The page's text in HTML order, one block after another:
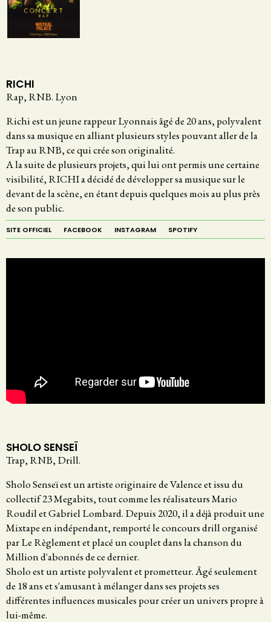
RICHI
Rap, RNB. Lyon
Richi est un jeune rappeur Lyonnais âgé de 20 ans, polyvalent
dans sa musique en alliant plusieurs styles pouvant aller de la
Trap au RNB, ce qui crée son originalité.
A la suite de plusieurs projets, qui lui ont permis une certaine
visibilité, RICHI a décidé de développer sa musique sur le
devant de la scène, en étant depuis quelques mois au plus près
de son public.
SITE OFFICIEL FACEBOOK INSTAGRAM SPOTIFY
SHOLO SENSEÏ
Trap, RNB, Drill.
Sholo Senseï est un artiste originaire de Valence et issu du
collectif 23 Megabits, tout comme les réalisateurs Mario
Roudil et Gabriel Lombard. Depuis 2020, il a déjà produit une
Mixtape en indépendant, remporté le concours drill organisé
par Le Règlement et placé un couplet dans la chanson du
Million d'abonnés de ce dernier.
Sholo est un artiste polyvalent et prometteur. Âgé seulement
de 18 ans et s'amusant à mélanger dans ses projets ses
différentes influences musicales pour créer un univers propre à
lui-même.